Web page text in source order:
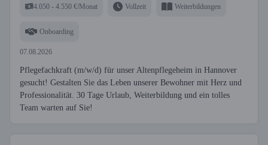
4.050 - 4.550 €/Monat Vollzeit Weiterbildungen
Onboarding
07.08.2026
Pflegefachkraft (m/w/d) für unser Altenpflegeheim in Hannover
gesucht! Gestalten Sie das Leben unserer Bewohner mit Herz und
Professionalität. 30 Tage Urlaub, Weiterbildung und ein tolles
Team warten auf Sie!